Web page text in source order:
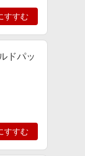
すすむ
ドパッ
すすむ